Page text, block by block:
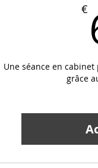
€
Une séance en
grâce